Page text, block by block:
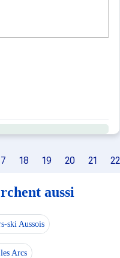
18 19 20 21 22
aussi
ski Aussois
Arcs